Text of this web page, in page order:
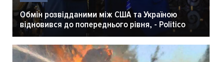
Обмін розвідданими між США та Україною
відновився до попереднього рівня, - Politico